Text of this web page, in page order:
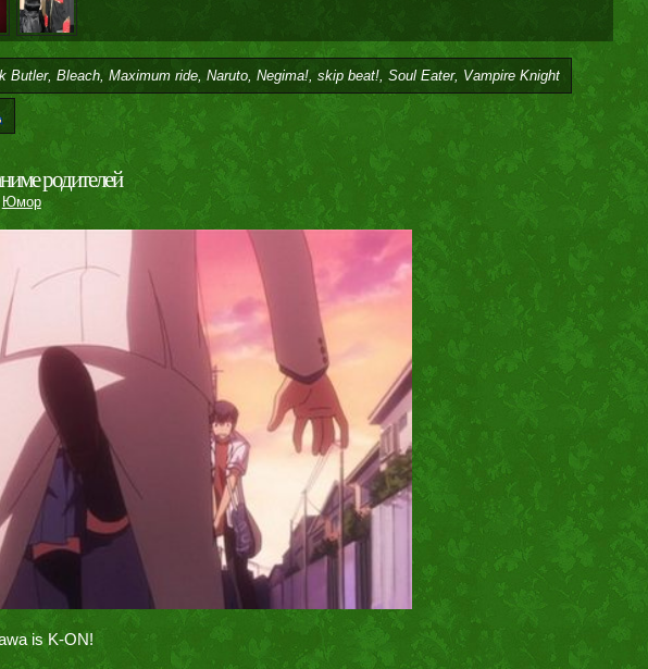
Butler, Bleach, Maximum ride, Naruto, Negima!, skip beat!, Soul Eater, Vampire Knight
родителей
Юмор
is K-ON!